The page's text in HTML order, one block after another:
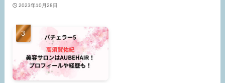
2023年10月28日